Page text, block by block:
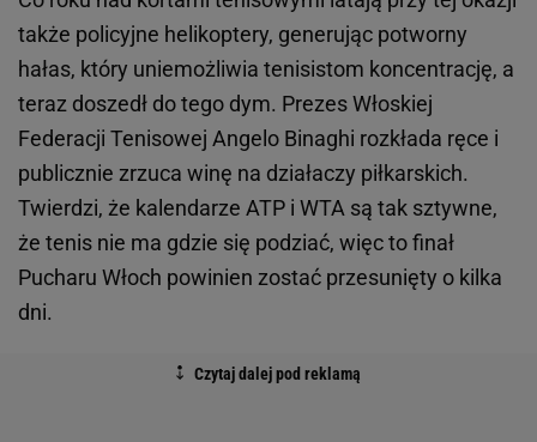
także policyjne helikoptery, generując potworny
hałas, który uniemożliwia tenisistom koncentrację, a
teraz doszedł do tego dym. Prezes Włoskiej
Federacji Tenisowej Angelo Binaghi rozkłada ręce i
publicznie zrzuca winę na działaczy piłkarskich.
Twierdzi, że kalendarze ATP i WTA są tak sztywne,
że tenis nie ma gdzie się podziać, więc to finał
Pucharu Włoch powinien zostać przesunięty o kilka
dni.